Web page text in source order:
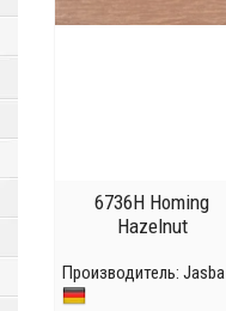
6736H Homing
Hazelnut
Производитель: Jasba